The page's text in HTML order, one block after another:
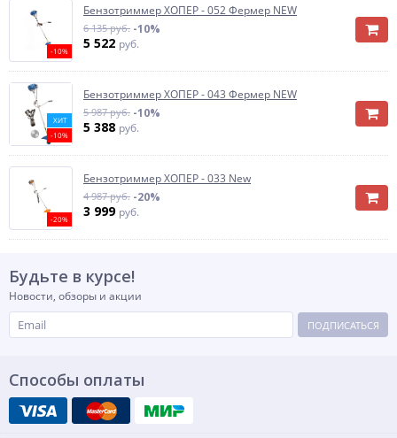
-10%
Бензотриммер ХОПЕР - 052 Фермер NEW
6 135 руб. -10%
5 522 руб.
ХИТ
-10%
Бензотриммер ХОПЕР - 043 Фермер NEW
5 987 руб. -10%
5 388 руб.
-20%
Бензотриммер ХОПЕР - 033 New
4 987 руб. -20%
3 999 руб.
Будьте в курсе!
Новости, обзоры и акции
ПОДПИСАТЬСЯ
Способы оплаты